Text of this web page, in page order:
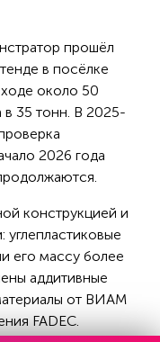
прошёл
в посёлке
около 50
в 35 тонн. В 2025-
2026 года
конструкцией и
его массу более
аддитивные
от ВИАМ
FADEC.